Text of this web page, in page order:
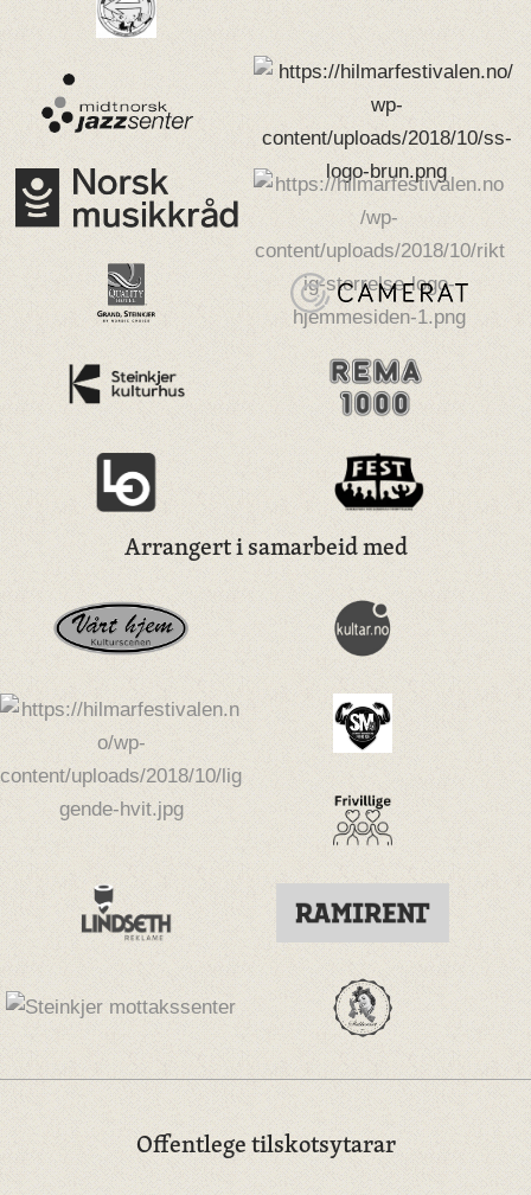
Arrangert i samarbeid med
Offentlege tilskotsytarar